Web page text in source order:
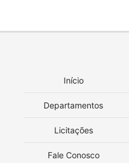
Início
Departamentos
Licitações
Fale Conosco